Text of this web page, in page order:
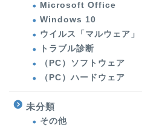
Microsoft Office
Windows 10
ウイルス「マルウェア」
トラブル診断
（PC）ソフトウェア
（PC）ハードウェア
未分類
その他